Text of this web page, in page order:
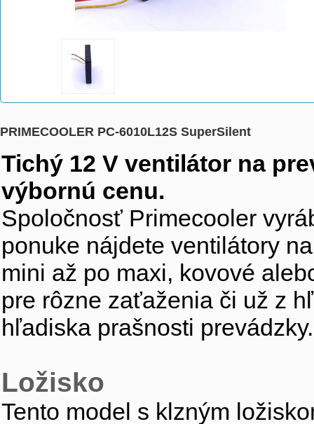
PRIMECOOLER PC-6010L12S SuperSilent
Tichý 12 V ventilátor na
výbornú cenu.
Spoločnosť Primecooler
ponuke nájdete ventilátory
mini až po maxi, kovové
pre rôzne zaťaženia či už z
hľadiska prašnosti prevádzky.
Ložisko
Tento model s klzným